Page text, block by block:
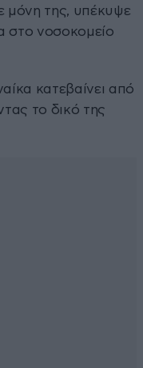
μόνη της, υπέκυψε
στο νοσοκομείο
κατεβαίνει από
το δικό της